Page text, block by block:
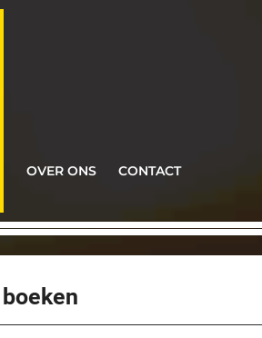
OVER ONS CONTACT